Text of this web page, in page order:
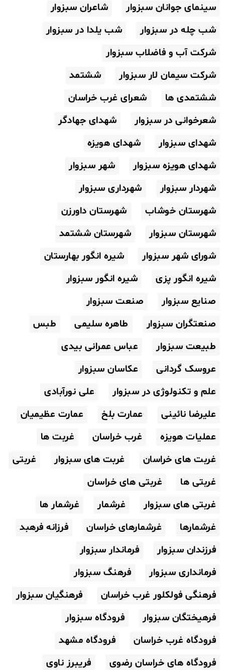
سینمای جوانان سبزوار
شاعران سبزوار
شب چله در سبزوار
شب یلدا در سبزوار
شرکت آب و فاضلاب سبزوار
شرکت سیمان لار سبزوار
ششتمد
ششتمدی ها
شعرای غرب خراسان
شعرخوانی در سبزوار
شهدای جهادگر
شهدای سبزوار
شهدای هویزه
شهدای هویزه سبزوار
شهر سبزوار
شهردار سبزوار
شهرداری سبزوار
شهرستان خوشاب
شهرستان داورزن
شهرستان سبزوار
شهرستان ششتمد
شورای شهر سبزوار
شیره انگور بهارستان
شیره انگور پزی
شیره انگور سبزوار
صنایع سبزوار
صنعت سبزوار
صنعتگران سبزوار
طاهره سلیمی
طبس
طبیعت سبزوار
عباس عمرانی بیدی
عروسک گردانی
عکاسان سبزوار
علم و تکنولوژی در سبزوار
علی نورآبادی
علیرضا نائینی
عمارت بلخ
عمارت عظیمیان
عملیات هویزه
غرب خراسان
غربت ها
غربت های خراسان
غربت های سبزوار
غربتی
غربتی ها
غربتی های خراسان
غربتی های سبزوار
غرشمار
غرشمار ها
غرشمارها
غرشمارهای خراسان
فرزانه فرهبد
فرزندان سبزوار
فرماندار سبزوار
فرمانداری سبزوار
فرهنگ سبزوار
فرهنگی فولکلور غرب خراسان
فرهنگیان سبزوار
فرهیختگان سبزوار
فرودگاه سبزوار
فرودگاه غرب خراسان
فرودگاه مشهد
فرودگاه های خراسان رضوی
فریبرز ناوی